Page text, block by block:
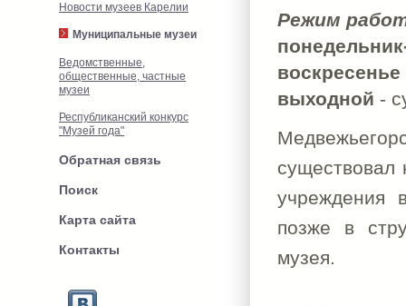
Новости музеев Карелии
Муниципальные музеи
Ведомственные,
общественные, частные
музеи
Республиканский конкурс
"Музей года"
Обратная связь
Поиск
Карта сайта
Контакты
Режим
воскресенье
выходной -
существовал
учреждения
позже в
музея.